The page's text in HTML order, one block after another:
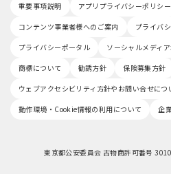
重要事項説明 アプリプライバシーポリシー
コンテンツ事業者様へのご案内
プライバ
プライバシーポータル
ソーシャルメディ
商標について
勧誘方針
保険募集方針
ウェブアクセシビリティ方針やお問い合せにつ
動作環境・Cookie情報の利用について
企
東京都公安委員会 古物商許可番号